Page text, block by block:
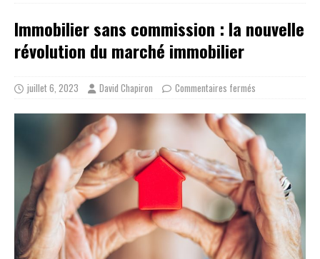
Immobilier sans commission : la nouvelle
révolution du marché immobilier
juillet 6, 2023 David Chapiron Commentaires fermés